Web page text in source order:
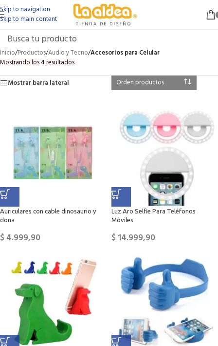
Skip to navigation
Skip to main content
Inicio/Productos/Audio y Tecno/Accesorios para Celular
Mostrando los 4 resultados
Mostrar barra lateral
Auriculares con cable dinosaurio y
dona
$4.999,90
Luz Aro Selfie Para Teléfonos
Móviles
$14.999,90